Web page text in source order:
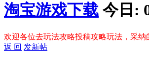
淘宝游戏下载 今日:
欢迎各位去玩法攻略投稿攻略玩法，采纳
返 回 发新帖